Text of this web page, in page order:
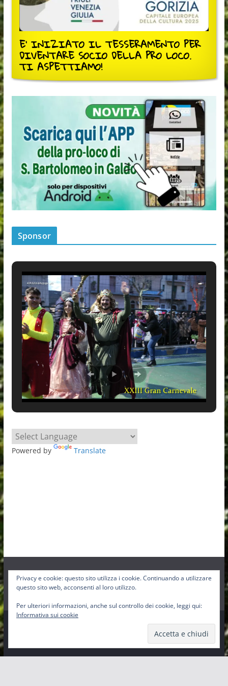
E' INIZIATO IL TESSERAMENTO PER
DIVENTARE SOCIO DELLA PRO LOCO.
TI ASPETTIAMO!
Sponsor
Powered by Translate
Facebook
Instagram
Twitter
. Tutti i diritti riservati.
di ThemeGrill. Powered byWordPress.
Privacy e cookie: questo sito utilizza i cookie. Continuando a utilizzare
questo sito web, acconsenti al loro utilizzo.
Per ulteriori informazioni, anche sul controllo dei cookie, leggi qui:
Informativa sui cookie